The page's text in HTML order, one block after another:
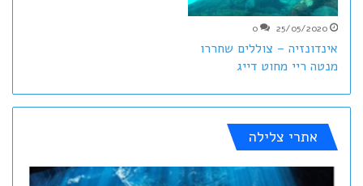
25/05/2020
0
אינדונזיה – צוללים שחררו
מנטה ריי מחוט דייג
אתרי צלילה